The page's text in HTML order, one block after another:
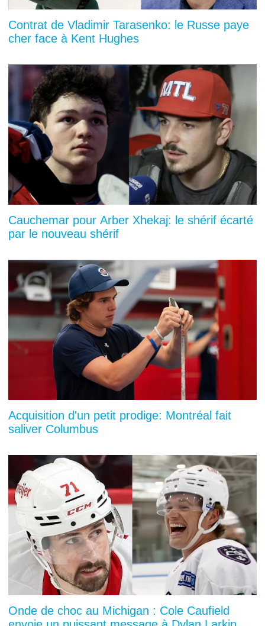
Contrat de Vladimir Tarasenko: le Russe paye
cher face à Kent Hughes
Cauchemar pour Arber Xhekaj: le shérif écarté
par le nouveau shérif
Acquisition d'un petit prodige: Montréal fait
saliver Columbus
Onde de choc au Michigan : Cole Caufield